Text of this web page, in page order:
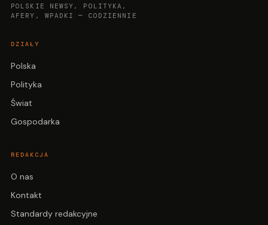
POLSKIE NEWSY, POLITYKA,
AFERY, WPADKI — CODZIENNIE
DZIAŁY
Polska
Polityka
Świat
Gospodarka
REDAKCJA
O nas
Kontakt
Standardy redakcyjne